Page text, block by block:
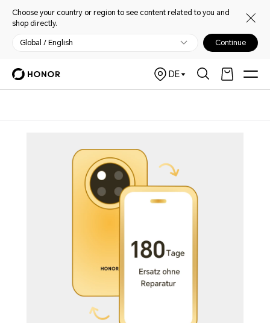
Choose your country or region to see content related to you and
shop directly.
Global / English Continue
DE